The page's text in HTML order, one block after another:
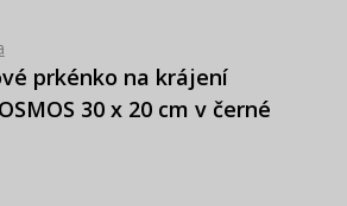
prkénko na krájení
30 x 20 cm v černé